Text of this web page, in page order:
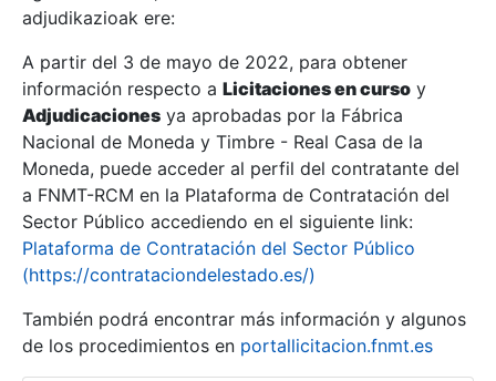
Erakutsi/Ezkutatu
Erakutsi/Ezkutatu
Erakutsi/Ezkutatu
adjudikazioak ere:
A partir del 3 de mayo de 2022, para obtener
información respecto a Licitaciones en curso y
Adjudicaciones ya aprobadas por la Fábrica
Nacional de Moneda y Timbre - Real Casa de la
Moneda, puede acceder al perfil del contratante del
a FNMT-RCM en la Plataforma de Contratación del
Sector Público accediendo en el siguiente link:
Plataforma de Contratación del Sector Público
(https://contrataciondelestado.es/)
También podrá encontrar más información y algunos
de los procedimientos en portallicitacion.fnmt.es